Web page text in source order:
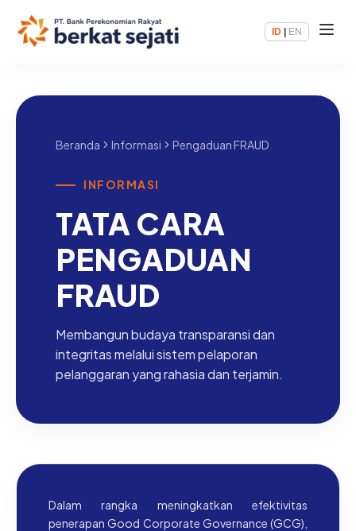
ID EN
Beranda Informasi Pengaduan FRAUD
INFORMASI
TATA CARA
PENGADUAN
FRAUD
Membangun budaya transparansi dan
integritas melalui sistem pelaporan
pelanggaran yang rahasia dan terjamin.
Dalam rangka meningkatkan efektivitas
penerapan Good Corporate Governance (GCG),